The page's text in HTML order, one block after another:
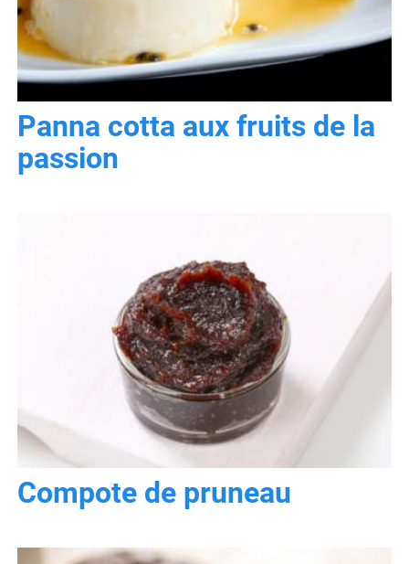
Panna cotta aux fruits de la
passion
Compote de pruneau